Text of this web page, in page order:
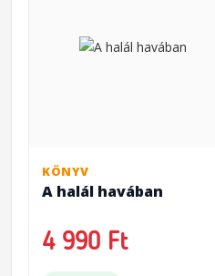
KÖNYV
A halál havában
4 990 Ft